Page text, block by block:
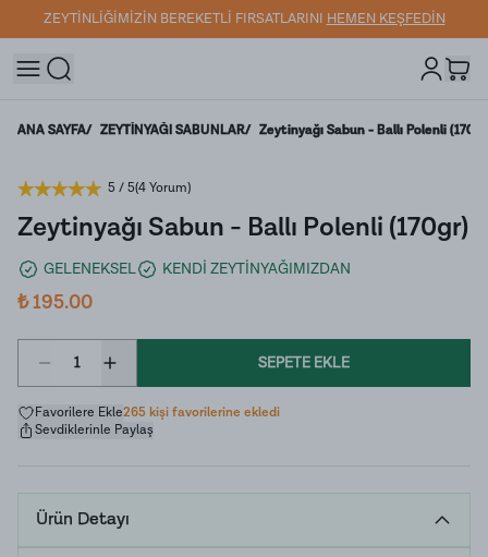
ZEYTİNLİĞİMİZİN BEREKETLİ FIRSATLARINI HEMEN KEŞFEDİN
ANA SAYFA/ ZEYTİNYAĞI SABUNLAR/ Zeytinyağı Sabun - Ballı Polenli
5 / 5(4 Yorum)
Zeytinyağı Sabun - Ballı Polenli (170gr)
GELENEKSEL KENDİ ZEYTİNYAĞIMIZDAN
₺ 195.00
1 SEPETE EKLE
Favorilere Ekle265 kişi favorilerine ekledi
Sevdiklerinle Paylaş
Ürün Detayı